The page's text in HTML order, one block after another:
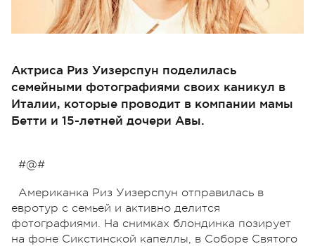
Актриса Риз Уизерспун поделилась
семейными фотографиями своих каникул в
Италии, которые проводит в компании мамы
Бетти и 15-летней дочери Авы.
#@#
Американка Риз Уизерспун отправилась в
евротур с семьей и активно делится
фотографиями. На снимках блондинка позирует
на фоне Сикстинской капеллы, в Соборе Святого